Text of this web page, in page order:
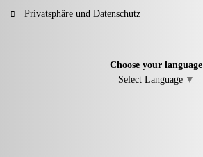
Privatsphäre und Datenschutz
Choose your language
Select Language ▼